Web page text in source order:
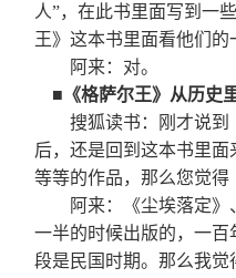
人”，在此书里面写到一
王》这本书里面看他们的
阿来：对。
■ 《格萨尔王》从历史
搜狐读书：刚才说到《
后，还是回到这本书里
等等的作品，那么您觉
阿来：《尘埃落定》、
一半的时候出版的，一百
段是民国时期。那么我